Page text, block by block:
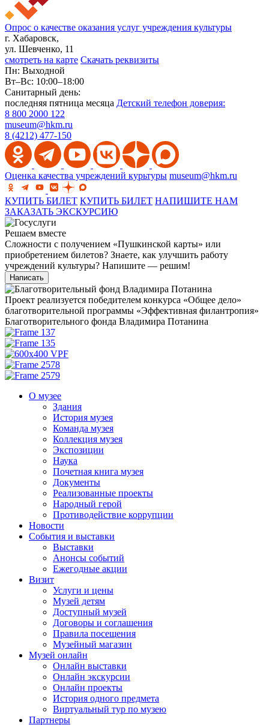
Опрос о качестве оказания услуг учреждения культуры
г. Хабаровск,
ул. Шевченко, 11
смотреть на карте Скачать реквизиты
Пн: Выходной
Вт–Вс: 10:00–18:00
Санитарный день:
последняя пятница месяца Детский телефон доверия:
8 800 2000 122
museum@hkm.ru
8 (4212) 477-150
Оценка качества учреждений курьтуры museum@hkm.ru
КУПИТЬ БИЛЕТ КУПИТЬ БИЛЕТ НАПИШИТЕ НАМ
ЗАКАЗАТЬ ЭКСКУРСИЮ
Решаем вместе
Сложности с получением «Пушкинской карты» или
приобретением билетов? Знаете, как улучшить работу
учреждений культуры? Напишите — решим!
Написать
Проект реализуется победителем конкурса «Общее дело»
благотворительной программы «Эффективная филантропия»
Благотворительного фонда Владимира Потанина
О музее
Здания
История музея
Команда музея
Коллекция музея
Экспозиции
Наука
Почетная книга музея
Документы
Реализованные проекты
Народный герой
Противодействие коррупции
Новости
События и выставки
Выставки
Анонсы событий
Ежегодные акции
Визит
Услуги и цены
Музей детям
Доступный музей
Договоры и соглашения
Правила посещения
Музейный магазин
Музей онлайн
Онлайн выставки
Онлайн экскурсии
Онлайн проекты
История одного предмета
Виртуальный тур по музею
Партнеры